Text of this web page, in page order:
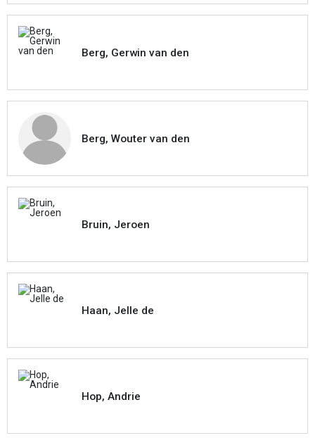
Berg, Gerwin van den
Berg, Wouter van den
Bruin, Jeroen
Haan, Jelle de
Hop, Andrie